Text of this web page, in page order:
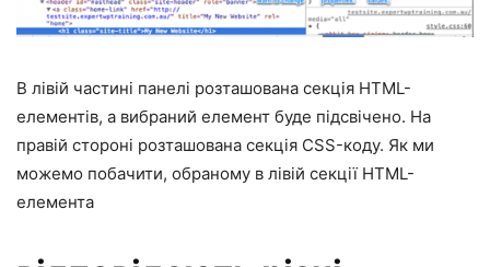
В лівій частині панелі розташована секція HTML-
елементів, а вибраний елемент буде підсвічено. На
правій стороні розташована секція CSS-коду. Як ми
можемо побачити, обраному в лівій секції HTML-
елемента